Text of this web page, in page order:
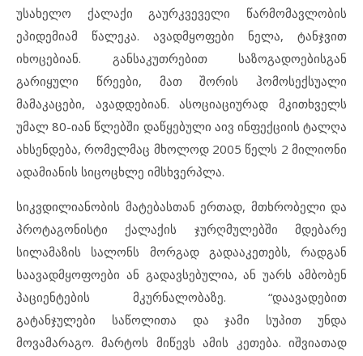
უსახელო ქალაქი გაურკვეველი წარმომავლობის
ეპიდემიამ წალეკა. ავადმყოფები ნელა, ტანჯვით
იხოცებიან. განსაკუთრებით საზოგადოებისგან
გარიყული წრეები, მათ შორის ჰომოსექსუალი
მამაკაცები, ავადდებიან. ასოციაციურად მკითხველს
უმალ 80-იან წლებში დაწყებული აივ ინფექციის ტალღა
ახსენდება, რომელმაც მხოლოდ 2005 წელს 2 მილიონი
ადამიანის სიცოცხლე იმსხვერპლა.
სიკვდილიანობის მატებასთან ერთად, მთხრობელი და
პროტაგონისტი ქალაქის ჯურღმულებში მდებარე
სილამაზის სალონს მორგად გადააკეთებს, რადგან
საავადმყოფოები ან გადავსებულია, ან უარს ამბობენ
პაციენტების მკურნალობაზე. “დაავადებით
გატანჯულები საწოლითა და ჯამი სუპით უნდა
მოვამარაგო. მარტოს მიწევს ამის კეთება. იშვიათად